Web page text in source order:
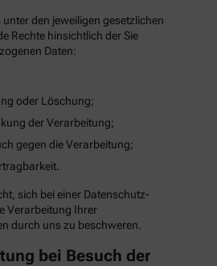
den jeweiligen gesetzlichen
Rechte hinsichtlich der Sie
Daten:
oder Löschung;
der Verarbeitung;
gegen die Verarbeitung;
sich bei einer Datenschutz-
Verarbeitung Ihrer
durch uns zu beschweren.
bei Besuch der